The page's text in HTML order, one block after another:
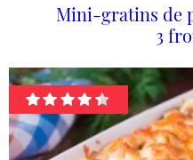
Mini-gratins de
3